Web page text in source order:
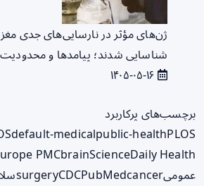
ژن‌های مؤثر در نارسایی‌های جدی
شناسایی شدند؛ پیامدها و
برچسب‌های پرکاربرد
default-medicalpublic-healthPLOS
PMCbrainScienceDaily Health
عمومی
surgeryCDCPubMedcancer